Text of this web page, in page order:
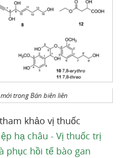
trong Bán biên liên
khảo vị thuốc
hạ châu - Vị thuốc trị
phục hồi tế bào gan